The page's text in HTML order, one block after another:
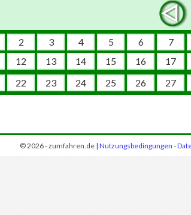
2 3 4 5 6 7
12 13 14 15 16 17
22 23 24 25 26 27
© 2026 - zumfahren.de | Nutzungsbedingungen -